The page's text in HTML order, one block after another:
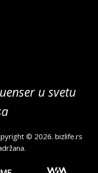
u svetu
© 2026.bizlife.rs